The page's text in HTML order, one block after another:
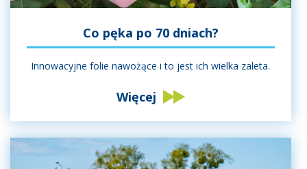
Co pęka po 70 dniach?
Innowacyjne folie nawożące i to jest ich wielka zaleta.
Więcej